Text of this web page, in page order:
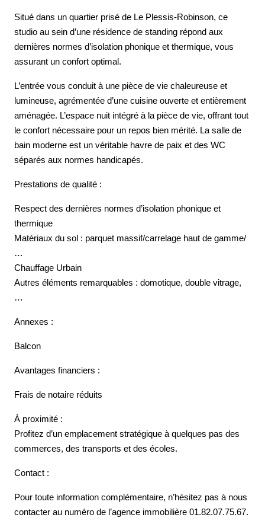
Situé dans un quartier prisé de Le Plessis-Robinson, ce
studio au sein d’une résidence de standing répond aux
dernières normes d’isolation phonique et thermique, vous
assurant un confort optimal.
L’entrée vous conduit à une pièce de vie chaleureuse et
lumineuse, agrémentée d’une cuisine ouverte et entièrement
aménagée. L’espace nuit intégré à la pièce de vie, offrant tout
le confort nécessaire pour un repos bien mérité. La salle de
bain moderne est un véritable havre de paix et des WC
séparés aux normes handicapés.
Prestations de qualité :
Respect des dernières normes d’isolation phonique et
thermique
Matériaux du sol : parquet massif/carrelage haut de gamme/
…
Chauffage Urbain
Autres éléments remarquables : domotique, double vitrage,
…
Annexes :
Balcon
Avantages financiers :
Frais de notaire réduits
À proximité :
Profitez d’un emplacement stratégique à quelques pas des
commerces, des transports et des écoles.
Contact :
Pour toute information complémentaire, n’hésitez pas à nous
contacter au numéro de l’agence immobilière 01.82.07.75.67.